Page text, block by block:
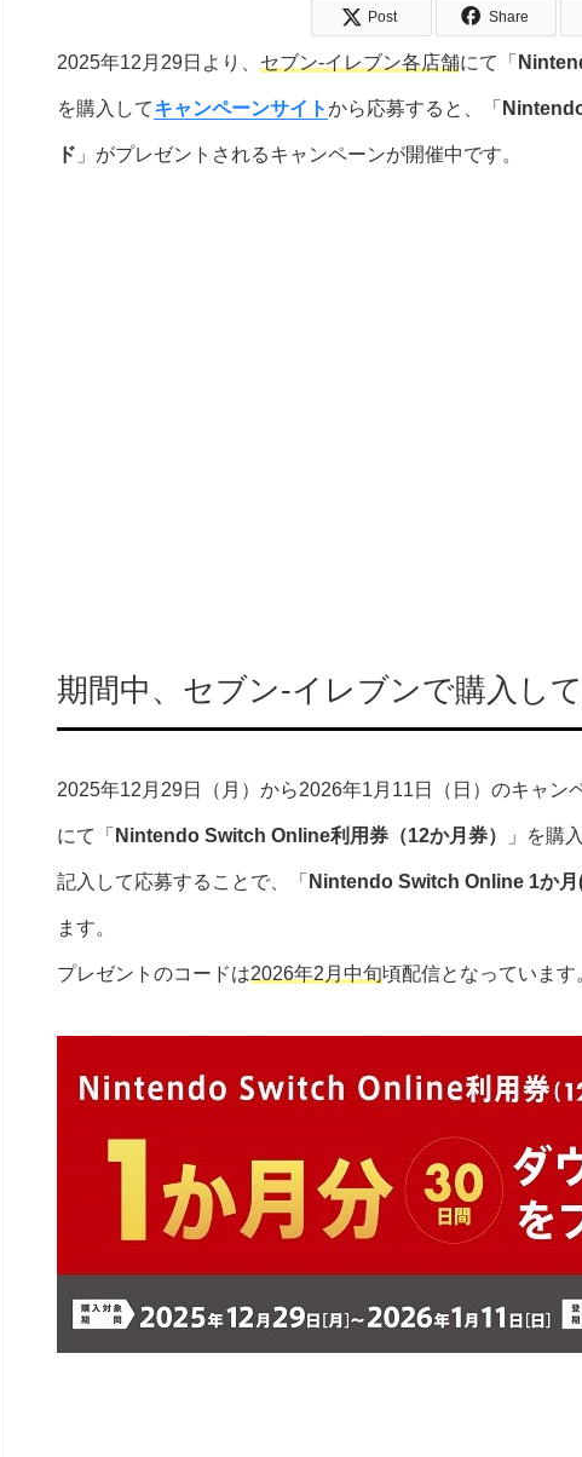
Post Share
2025年12月29日より、 セブン-イレブン各店舗にて「
を購入してキャンペーンサイトから応募すると、「
ド 」がプレゼントされるキャンペーンが開催中です。
期間中、セブン-イレブンで購入し
2025年12月29日（月）から2026年1月11日（日）のキャン
にて「 Nintendo Switch Online利用券（12か月券） 」を購
記入して応募することで、「 Nintendo Switch Online 1か月
ます。
プレゼントのコードは2026年2月中旬頃配信となっています